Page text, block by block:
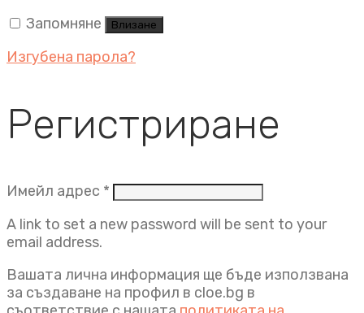
Запомняне
Влизане
Изгубена парола?
Регистриране
Имейл адрес * Задължително
A link to set a new password will be sent to your
email address.
Вашата лична информация ще бъде използвана
за създаване на профил в cloe.bg в